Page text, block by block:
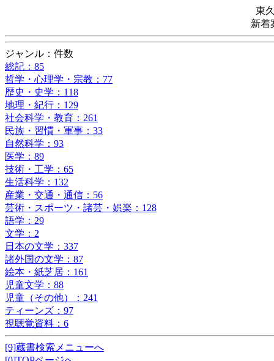
東
新着
ジャンル：件数
総記：85
哲学・心理学・宗教：77
歴史・史学：118
地理・紀行：129
社会科学・教育：261
民族・習慣・軍事：33
自然科学：93
医学：89
技術・工学：65
生活科学：132
産業・交通・通信：56
芸術・スポーツ・諸芸・娯楽：128
語学：29
文学：2
日本の文学：337
諸外国の文学：87
絵本・紙芝居：161
児童文学：88
児童（その他）：241
ティーンズ：97
視聴覚資料：6
[9]蔵書検索メニューへ